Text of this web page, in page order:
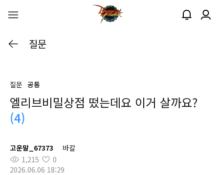
질문
질문 공통
엘리브비밀상점 떴는데요 이거 살까요?
(4)
고운말_67373
바칼
1,215
0
2026.06.06 18:29